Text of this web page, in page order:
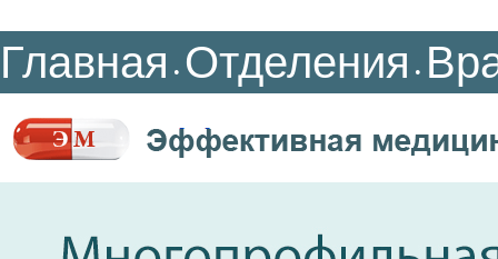
Главная • Отделения •